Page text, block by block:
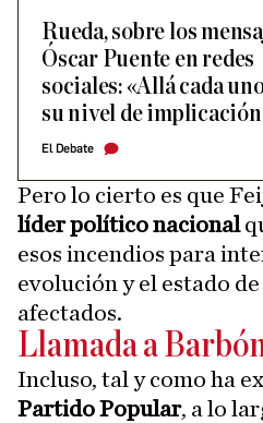
Rueda, sobre los
Óscar Puente en redes
sociales: «Allá cada
su nivel de
El Debate
Pero lo cierto es que
líder político nacional
esos incendios para
evolución y el estado
afectados.
Llamada a
Incluso, tal y como ha
Partido Popular, a lo